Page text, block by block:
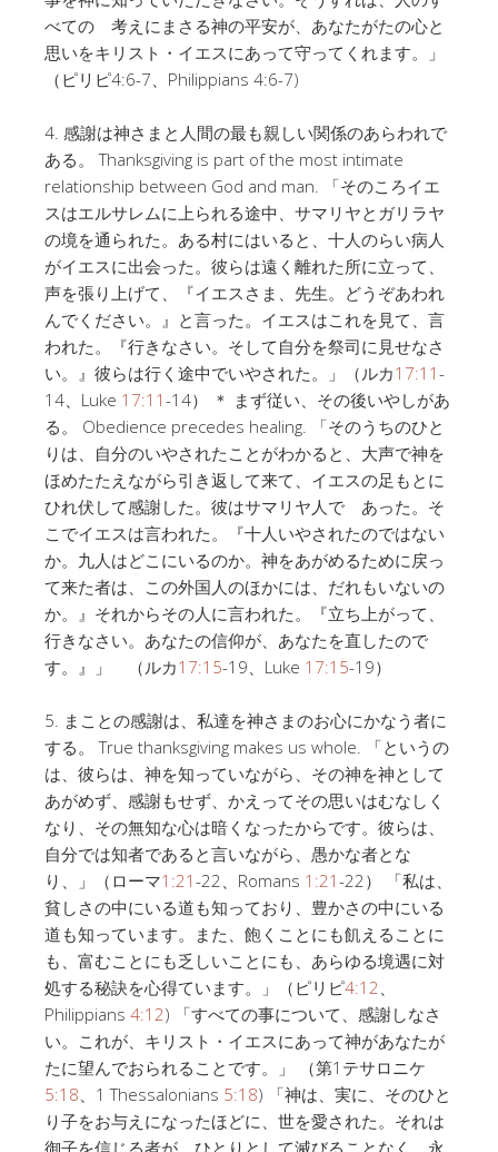
べての 考えにまさる神の平安が、あなたがたの心と
思いをキリスト・イエスにあって守ってくれます。」
（ピリピ4:6-7、Philippians 4:6-7)
4. 感謝は神さまと人間の最も親しい関係のあらわれで
ある。 Thanksgiving is part of the most intimate
relationship between God and man. 「そのころイエ
スはエルサレムに上られる途中、サマリヤとガリラヤ
の境を通られた。ある村にはいると、十人のらい病人
がイエスに出会った。彼らは遠く離れた所に立って、
声を張り上げて、『イエスさま、先生。どうぞあわれ
んでください。』と言った。イエスはこれを見て、言
われた。『行きなさい。そして自分を祭司に見せなさ
い。』彼らは行く途中でいやされた。」（ルカ17:11 -
14、Luke 17:11 -14） ＊ まず従い、その後いやしがあ
る。 Obedience precedes healing. 「そのうちのひと
りは、自分のいやされたことがわかると、大声で神を
ほめたたえながら引き返して来て、イエスの足もとに
ひれ伏して感謝した。彼はサマリヤ人で あった。そ
こでイエスは言われた。『十人いやされたのではない
か。九人はどこにいるのか。神をあがめるために戻っ
て来た者は、この外国人のほかには、だれもいないの
か。』それからその人に言われた。『立ち上がって、
行きなさい。あなたの信仰が、あなたを直したので
す。』」 （ルカ17:15-19、Luke 17:15-19）
5. まことの感謝は、私達を神さまのお心にかなう者に
する。 True thanksgiving makes us whole. 「というの
は、彼らは、神を知っていながら、その神を神として
あがめず、感謝もせず、かえってその思いはむなしく
なり、その無知な心は暗くなったからです。彼らは、
自分では知者であると言いながら、愚かな者とな
り、」（ローマ1:21 -22、Romans 1:21 -22） 「私は、
貧しさの中にいる道も知っており、豊かさの中にいる
道も知っています。また、飽くことにも飢えることに
も、富むことにも乏しいことにも、あらゆる境遇に対
処する秘訣を心得ています。」（ピリピ4:12
Philippians 4:12) 「すべての事について、感謝しなさ
い。これが、キリスト・イエスにあって神があなたが
たに望んでおられることです。」 （第1テサロニケ
5:18 、1 Thessalonians 5:18) 「神は、実に、そのひと
り子をお与えになったほどに、世を愛された。それは
御子を信じる者が、ひとりとして滅びることなく、永